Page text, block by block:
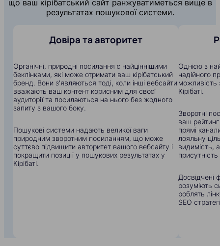
що ваш кірібатський сайт ранжуватиметься вище в
результатах пошукової системи.
Довіра та авторитет
Органічні, природні посилання є найціннішими
беклінками, які може отримати ваш кірібатський
бренд. Вони з'являються тоді, коли інші вебсайти
вважають ваш контент корисним для своєї
аудиторії та посилаються на нього без жодного
запиту з вашого боку.
Пошукові системи надають великої ваги
природним зворотним посиланням, що може
суттєво підвищити авторитет вашого вебсайту і
покращити позиції у пошукових результатах у
Кірібаті.
Однією з
надійного
можливість
Кірібаті.
Зворотні
ваш
прямі
лояльну
видимість,
Досвідчені
розуміють
роблять
SEO